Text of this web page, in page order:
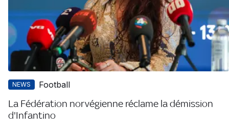
NEWS Football
La Fédération norvégienne réclame la démission
d'Infantino